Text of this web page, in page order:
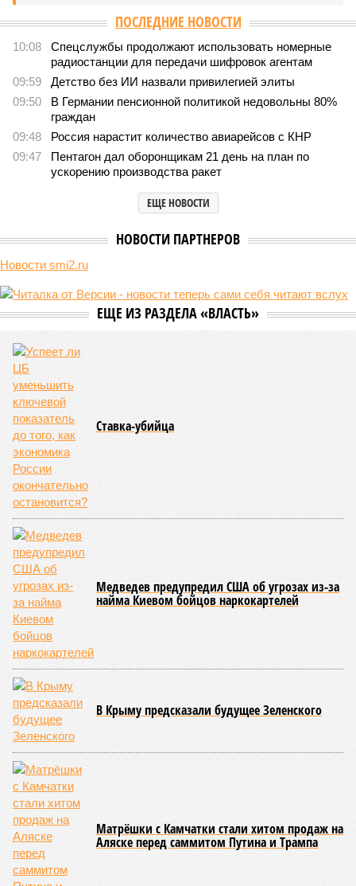
ПОСЛЕДНИЕ НОВОСТИ
10:08
Спецслужбы продолжают использовать номерные
радиостанции для передачи шифровок агентам
09:59
Детство без ИИ назвали привилегией элиты
09:50
В Германии пенсионной политикой недовольны 80%
граждан
09:48
Россия нарастит количество авиарейсов с КНР
09:47
Пентагон дал оборонщикам 21 день на план по
ускорению производства ракет
ЕЩЕ НОВОСТИ
НОВОСТИ ПАРТНЕРОВ
Новости smi2.ru
ЕЩЕ ИЗ РАЗДЕЛА «ВЛАСТЬ»
Ставка-убийца
Медведев предупредил США об угрозах из-за
найма Киевом бойцов наркокартелей
В Крыму предсказали будущее Зеленского
Матрёшки с Камчатки стали хитом продаж на
Аляске перед саммитом Путина и Трампа